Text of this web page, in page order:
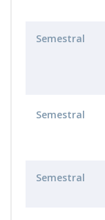
Semestral
Semestral
Semestral